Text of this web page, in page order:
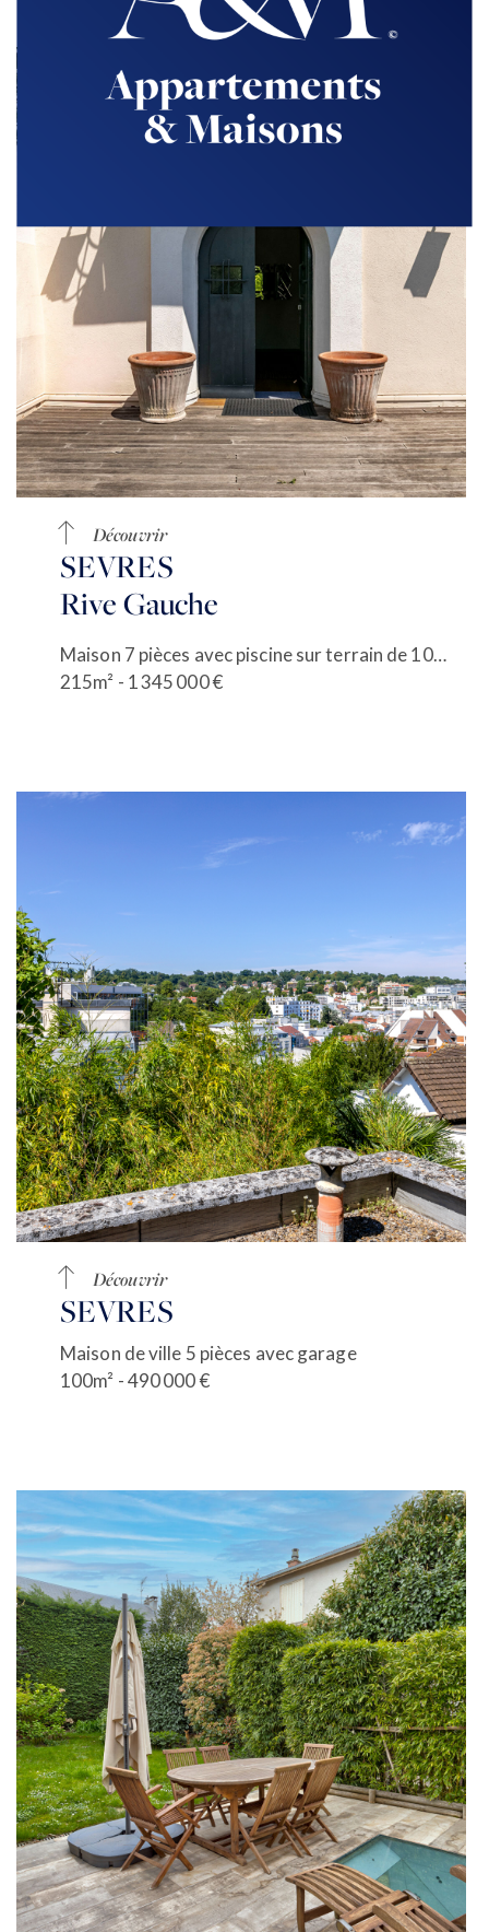
ESTIMER
BIENS VENDUS
LOUER
ÉQUIPE
ACTUALITÉS
AGENCES
mon compte EN
Découvrir
SEVRES
Rive Gauche
Maison 7 pièces avec piscine sur terrain de 1027 m²
215m² - 1 345 000 €
Découvrir
SEVRES
Maison de ville 5 pièces avec garage
100m² - 490 000 €